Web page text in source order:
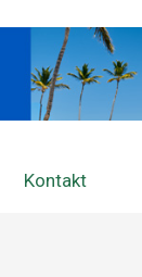
Kontakt